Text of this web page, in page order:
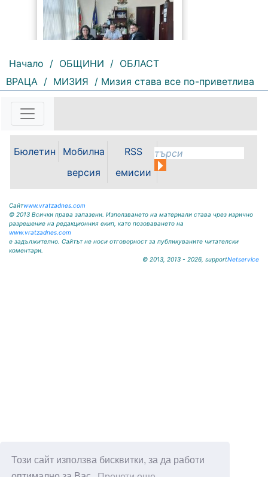
Този сайт използва бисквитки, за да работи
103 | 2026-08-07 13:22:00
заместник областният управител
работна среща с новоназначения
директор на РИОСВ - Светослав
Илиев. По време на срещата бяха
обсъдени приоритетите в...
Начало / ОБЩИНИ / ОБЛАСТ
ВРАЦА / МИЗИЯ / Мизия става все по-приветлива
Бюлетин
Мобилна
версия
RSS
емисии
Сайтwww.vratzadnes.com
© 2013 Всички права запазени. Използването на материали става чрез изрично
разрешение на редакционния екип, като позоваването на
www.vratzadnes.com
е задължително. Сайтът не носи отговорност за публикуваните читателски
коментари.
© 2013, 2013 - 2026, supportNetservice